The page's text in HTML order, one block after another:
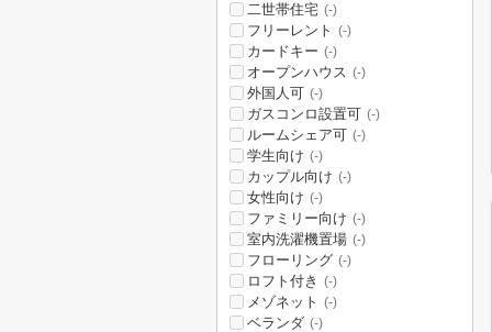
二世帯住宅 (-)
フリーレント (-)
カードキー (-)
オープンハウス (-)
外国人可 (-)
ガスコンロ設置可 (-)
ルームシェア可 (-)
学生向け (-)
カップル向け (-)
女性向け (-)
ファミリー向け (-)
室内洗濯機置場 (-)
フローリング (-)
ロフト付き (-)
メゾネット (-)
ベランダ (-)